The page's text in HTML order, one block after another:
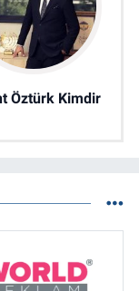
Öztürk Kimdir